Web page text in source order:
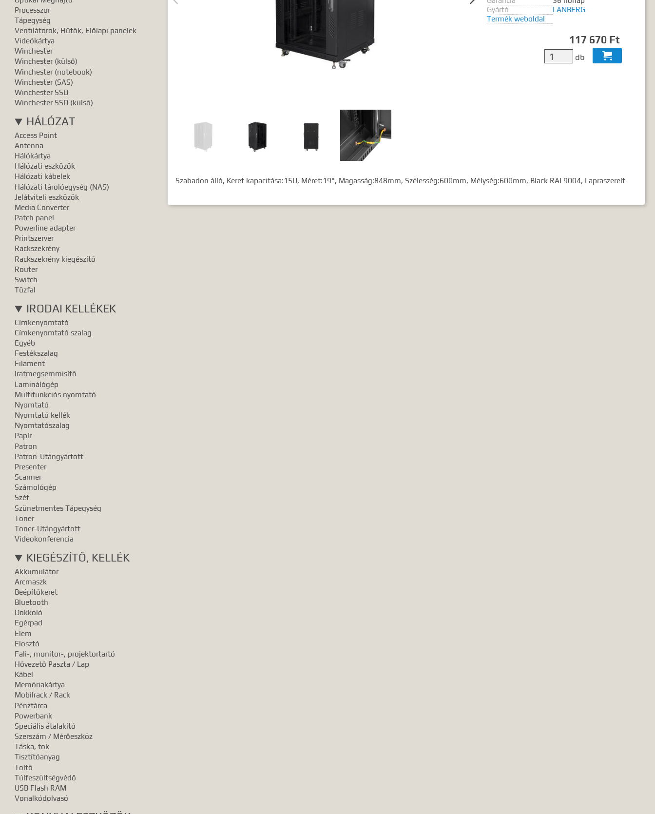
Pontos egyezéshez mindkét esetben használhatja az idézőjeleket:
Processzor
Tápegység
Ventilátorok, Hűtők, Előlapi panelek
Videókártya
Winchester
Winchester (külső)
Winchester (notebook)
Winchester (SAS)
Winchester SSD
Winchester SSD (külső)
HÁLÓZAT
Access Point
Antenna
Hálókártya
Hálózati eszközök
Hálózati kábelek
Hálózati tárolóegység (NAS)
Jelátviteli eszközök
Media Converter
Patch panel
Powerline adapter
Printszerver
Rackszekrény
Rackszekrény kiegészítő
Router
Switch
Tűzfal
IRODAI KELLÉKEK
Címkenyomtató
Címkenyomtató szalag
Egyéb
Festékszalag
Filament
Iratmegsemmisítő
Laminálógép
Multifunkciós nyomtató
Nyomtató
Nyomtató kellék
Nyomtatószalag
Papír
Patron
Patron-Utángyártott
Presenter
Scanner
Számológép
Széf
Szünetmentes Tápegység
Toner
Toner-Utángyártott
Videokonferencia
KIEGÉSZÍTŐ, KELLÉK
Akkumulátor
Arcmaszk
Beépítőkeret
Bluetooth
Dokkoló
Egérpad
Elem
Elosztó
Fali-, monitor-, projektortartó
Hővezető Paszta / Lap
Kábel
Memóriakártya
Mobilrack / Rack
Pénztárca
Powerbank
Speciális átalakító
Szerszám / Mérőeszköz
Táska, tok
Tisztítóanyag
Töltő
Túlfeszültségvédő
USB Flash RAM
Vonalkódolvasó
Gyártó
LANBERG
Termék weboldal
117 670 Ft
db 
Szabadon álló, Keret kapacitása:15U, Méret:19", Magasság:848mm, Szélesség:600mm, Mélység:600mm, Black RAL9004, Lapraszerelt